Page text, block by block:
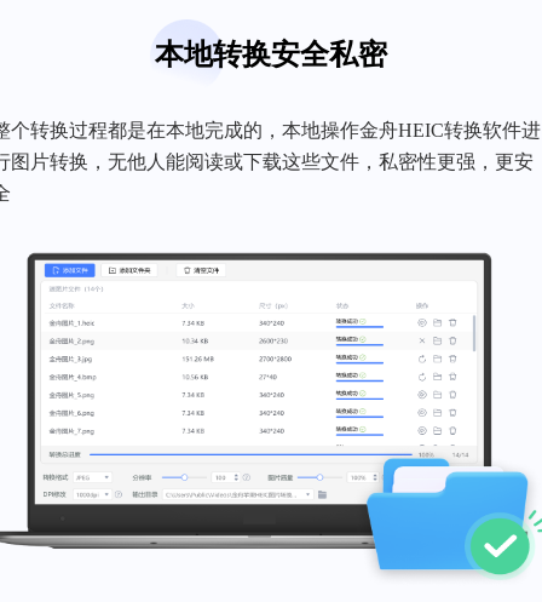
本地转换安全私密
个转换过程都是在本地完成的，本地操作金舟HEIC转换软件进
图片转换，无他人能阅读或下载这些文件，私密性更强，更安